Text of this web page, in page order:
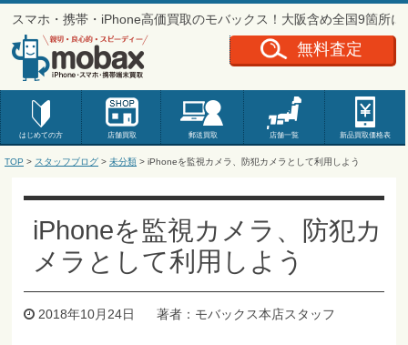
スマホ・携帯・iPhone高価買取のモバックス！大阪含め全国9箇所に
はじめての方 店舗買取 郵送買取 店舗一覧 新品買取価格表
無料査定
TOP > スタッフブログ > 未分類 > iPhoneを監視カメラ、防犯カメラとして利用しよう
iPhoneを監視カメラ、防犯カ
メラとして利用しよう
2018年10月24日 著者：モバックス本店スタッフ